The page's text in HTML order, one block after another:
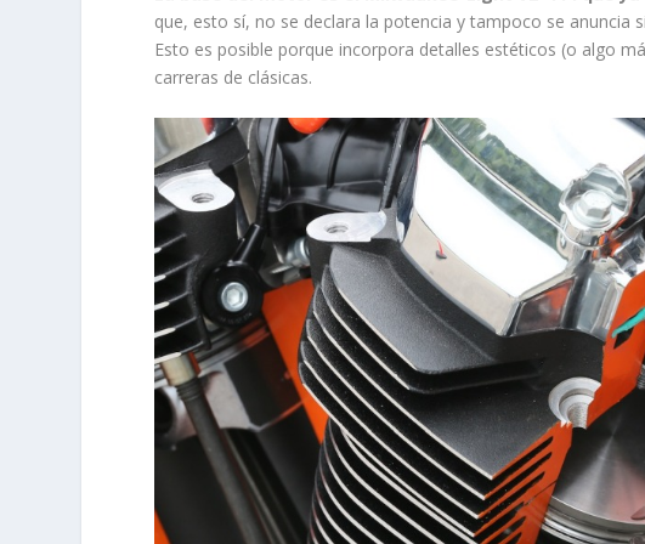
que, esto sí, no se declara la potencia y tampoco se
Esto es posible porque incorpora detalles estéticos (o algo
carreras de clásicas.